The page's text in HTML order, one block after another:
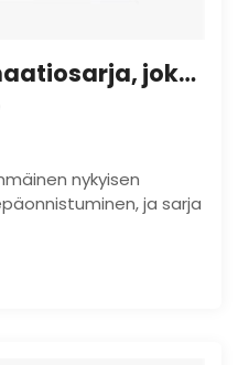
Constantine-animaatiosarja, joka liittyy CW-siemeniin vuonna 2018
nykyisen
ja sarja